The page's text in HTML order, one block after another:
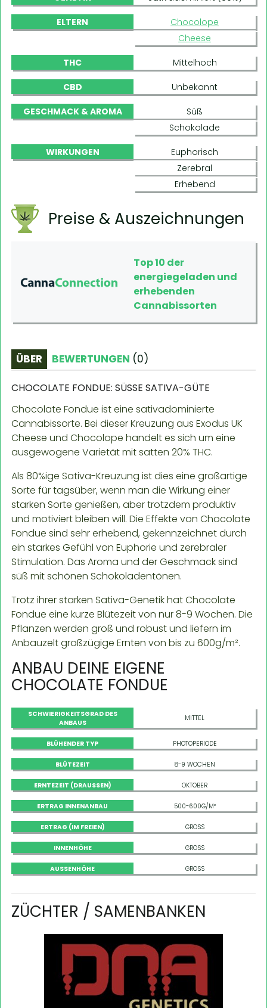
ELTERN
Chocolope
Cheese
THC Mittelhoch
CBD Unbekannt
GESCHMACK & AROMA
Süß
Schokolade
WIRKUNGEN
Euphorisch
Zerebral
Erhebend
Preise & Auszeichnungen
Top 10 der
energiegeladen und
erhebenden
Cannabissorten
ÜBER BEWERTUNGEN (0)
CHOCOLATE FONDUE: SÜSSE SATIVA-GÜTE
Chocolate Fondue ist eine sativadominierte
Cannabissorte. Bei dieser Kreuzung aus Exodus UK
Cheese und Chocolope handelt es sich um eine
ausgewogene Varietät mit satten 20% THC.
Als 80%ige Sativa-Kreuzung ist dies eine großartige
Sorte für tagsüber, wenn man die Wirkung einer
starken Sorte genießen, aber trotzdem produktiv
und motiviert bleiben will. Die Effekte von Chocolate
Fondue sind sehr erhebend, gekennzeichnet durch
ein starkes Gefühl von Euphorie und zerebraler
Stimulation. Das Aroma und der Geschmack sind
süß mit schönen Schokoladentönen.
Trotz ihrer starken Sativa-Genetik hat Chocolate
Fondue eine kurze Blütezeit von nur 8-9 Wochen. Die
Pflanzen werden groß und robust und liefern im
Anbauzelt großzügige Ernten von bis zu 600g/m².
ANBAU DEINE EIGENE
CHOCOLATE FONDUE
SCHWIERIGKEITSGRAD DES
ANBAUS
MITTEL
BLÜHENDER TYP PHOTOPERIODE
BLÜTEZEIT 8-9 WOCHEN
ERNTEZEIT (DRAUSSEN) OKTOBER
ERTRAG INNENANBAU 500-600G/M²
ERTRAG (IM FREIEN) GROSS
INNENHÖHE GROSS
AUSSENHÖHE GROSS
ZÜCHTER / SAMENBANKEN